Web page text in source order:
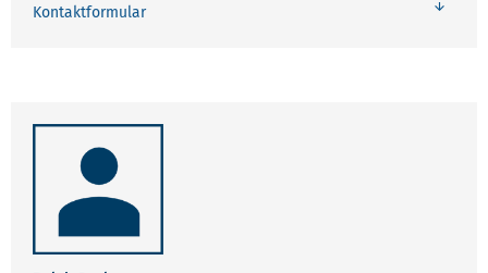
Kontaktformular